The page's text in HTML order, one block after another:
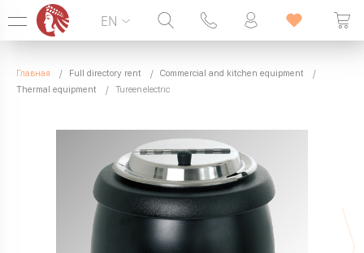
099 338 00 22
SEVEN DAYS A WEEK
EN
Главная Full directory rent
Commercial and kitchen equipment
Thermal equipment
Tureen electric